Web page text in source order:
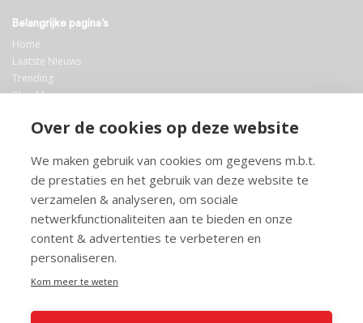
Over de cookies op deze website
We maken gebruik van cookies om gegevens m.b.t.
de prestaties en het gebruik van deze website te
verzamelen & analyseren, om sociale
netwerkfunctionaliteiten aan te bieden en onze
content & advertenties te verbeteren en
personaliseren.
Kom meer te weten
Belangrijke pagina’s
Home
Laatste Nieuws
Trending
Blog Maurice
Bibliotheek
Info en service
FAQ
Doneren
Privacy
Voorwaarden
Meedoen